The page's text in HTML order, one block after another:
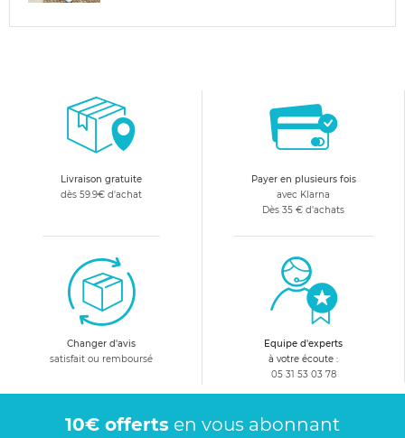
Livraison gratuite
dès 59.9€ d'achat
Payer en plusieurs fois
avec Klarna
Dès 35 € d'achats
Changer d'avis
satisfait ou remboursé
Equipe d'experts
à votre écoute :
05 31 53 03 78
10€ offerts en vous abonnant